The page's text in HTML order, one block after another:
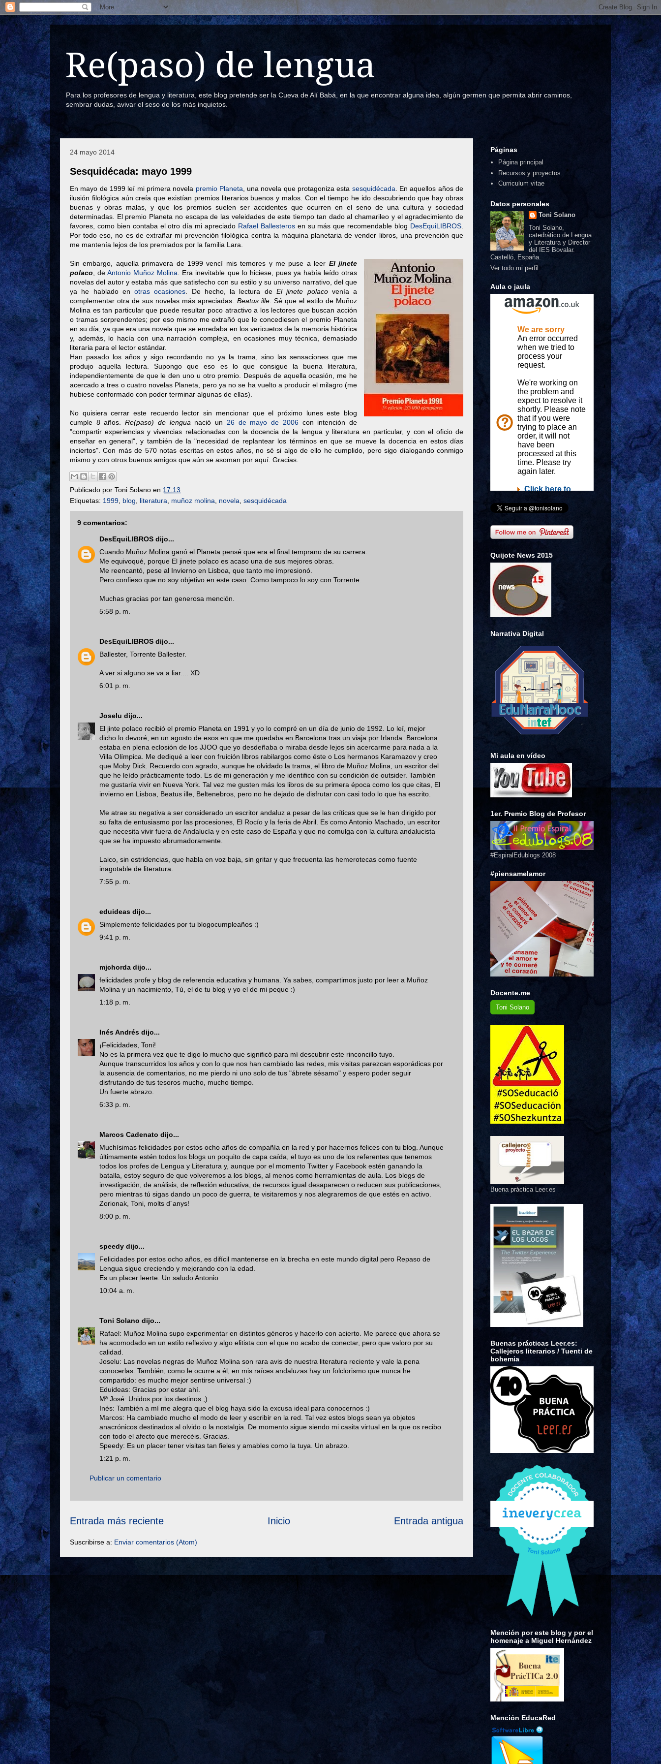
Re(paso) de lengua
Para los profesores de lengua y literatura, este blog pretende ser la Cueva de Alí Babá, en la que encontrar alguna idea, algún germen que permita abrir caminos,
sembrar dudas, avivar el seso de los más inquietos.
24 mayo 2014
Sesquidécada: mayo 1999
En mayo de 1999 leí mi primera novela premio Planeta , una novela que protagoniza esta sesquidécada . En aquellos años de
ilusión filológica aún creía que existían premios literarios buenos y malos. Con el tiempo he ido descubriendo que hay obras
buenas y obras malas, y que los premios suelen ser accidentes que ocurren en el seno de una cultura y sociedad
determinadas. El premio Planeta no escapa de las veleidades de este tiempo tan dado al chamarileo y el agradecimiento de
favores, como bien contaba el otro día mi apreciado Rafael Ballesterosen su más que recomendable blog DesEquiLIBROS
Por todo eso, no es de extrañar mi prevención filológica contra la máquina planetaria de vender libros, una prevención que
me mantenía lejos de los premiados por la familia Lara.
Sin embargo, aquella primavera de 1999 vencí mis temores y me puse a leer El jinete
polaco , deAntonio Muñoz Molina . Era inevitable que lo hiciese, pues ya había leído otras
novelas del autor y estaba más que satisfecho con su estilo y su universo narrativo, del que
ya he hablado enotras ocasiones . De hecho, la lectura de El jinete polaco venía a
complementar otra de sus novelas más apreciadas: Beatus ille. Sé que el estilo de Muñoz
Molina es tan particular que puede resultar poco atractivo a los lectores que buscan acción
o tramas sorprendentes; por eso mismo me extrañó que le concediesen el premio Planeta
en su día, ya que era una novela que se enredaba en los vericuetos de la memoria histórica
y, además, lo hacía con una narración compleja, en ocasiones muy técnica, demasiado
literaria para el lector estándar.
Han pasado los años y sigo recordando no ya la trama, sino las sensaciones que me
produjo aquella lectura. Supongo que eso es lo que consigue la buena literatura,
independientemente de que le den uno u otro premio. Después de aquella ocasión, me he
acercado a tres o cuatro novelas Planeta, pero ya no se ha vuelto a producir el milagro (me
hubiese conformado con poder terminar algunas de ellas).
No quisiera cerrar este recuerdo lector sin mencionar que el próximo lunes este blog
cumple 8 años.Re(paso) de lengua nació un 26 de mayo de 2006con intención de
"compartir experiencias y vivencias relacionadas con la docencia de la lengua y literatura en particular, y con el oficio de
enseñar en general", y también de la "necesidad de replantear los términos en que se mueve la docencia en estos días
inciertos". Con más de 570 notas escritas en estos años, no sé si algo de ello he cumplido, pero sigo dialogando conmigo
mismo y con otros buenos amigos que aún se asoman por aquí. Gracias.
Publicado por Toni Solano en 17:13
Etiquetas: 1999 blog literatura muñoz molina novela sesquidécada
9 comentarios:
DesEquiLIBROS dijo...
Cuando Muñoz Molina ganó el Planeta pensé que era el final temprano de su carrera.
Me equivoqué, porque El jinete polaco es acaso una de sus mejores obras.
Me reencantó, pese al Invierno en Lisboa, que tanto me impresionó.
Pero confieso que no soy objetivo en este caso. Como tampoco lo soy con Torrente.
Muchas gracias por tan generosa mención.
5:58 p. m.
DesEquiLIBROS dijo...
Ballester, Torrente Ballester.
A ver si alguno se va a liar.... XD
6:01 p. m.
Joselu dijo...
El jinte polaco recibió el premio Planeta en 1991 y yo lo compré en un día de junio de 1992. Lo leí, mejor
dicho lo devoré, en un agosto de esos en que me quedaba en Barcelona tras un viaja por Irlanda. Barcelona
estaba en plena eclosión de los JJOO que yo desdeñaba o miraba desde lejos sin acercarme para nada a la
Villa Olímpica. Me dediqué a leer con fruición libros rabilargos como éste o Los hermanos Karamazov y creo
que Moby Dick. Recuerdo con agrado, aunque he olvidado la trama, el libro de Muñoz Molina, un escritor del
que he leído prácticamente todo. Es de mi generación y me identifico con su condición de outsider. También
me gustaría vivir en Nueva York. Tal vez me gusten más los libros de su primera época como los que citas, El
invierno en Lisboa, Beatus ille, Beltenebros, pero no he dejado de disfrutar con casi todo lo que ha escrito.
Me atrae su negativa a ser considerado un escritor andaluz a pesar de las críticas que se le han dirigido por
su falta de entusiasmo por las procesiones, El Rocío y la feria de Abril. Es como Antonio Machado, un escritor
que necesita vivir fuera de Andalucía y en este caso de España y que no comulga con la cultura andalucista
que se ha impuesto abrumadoramente.
Laico, sin estridencias, que habla en voz baja, sin gritar y que frecuenta las hemerotecas como fuente
inagotable de literatura.
7:55 p. m.
eduideas dijo...
Simplemente felicidades por tu blogocumpleaños :)
9:41 p. m.
mjchorda dijo...
felicidades profe y blog de referencia educativa y humana. Ya sabes, compartimos justo por leer a Muñoz
Molina y un nacimiento, Tú, el de tu blog y yo el de mi peque :)
1:18 p. m.
Inés Andrés dijo...
¡Felicidades, Toni!
No es la primera vez que te digo lo mucho que significó para mí descubrir este rinconcillo tuyo.
Aunque transcurridos los años y con lo que nos han cambiado las redes, mis visitas parezcan esporádicas por
la ausencia de comentarios, no me pierdo ni uno solo de tus "ábrete sésamo" y espero poder seguir
disfrutando de tus tesoros mucho, mucho tiempo.
Un fuerte abrazo.
6:33 p. m.
Marcos Cadenato dijo...
Muchísimas felicidades por estos ocho años de compañía en la red y por hacernos felices con tu blog. Aunque
últimamente estén todos los blogs un poquito de capa caída, el tuyo es uno de los referentes que tenemos
todos los profes de Lengua y Literatura y, aunque por el momento Twitter y Facebook estén ganando la
batalla, estoy seguro de que volveremos a los blogs, al menos como herramientas de aula. Los blogs de
investigación, de análisis, de reflexión educativa, de recursos igual desaparecen o reducen sus publicaciones,
pero mientras tú sigas dando un poco de guerra, te visitaremos y nos alegraremos de que estés en activo.
Zorionak, Toni, molts d´anys!
8:00 p. m.
speedy dijo...
Felicidades por estos ocho años, es difícil mantenerse en la brecha en este mundo digital pero Repaso de
Lengua sigue creciendo y mejorando con la edad.
Es un placer leerte. Un saludo Antonio
10:04 a. m.
Toni Solano dijo...
Rafael: Muñoz Molina supo experimentar en distintos géneros y hacerlo con acierto. Me parece que ahora se
ha acomodado en un estilo reflexivo y algo elitista con el que no acabo de conectar, pero que valoro por su
calidad.
Joselu: Las novelas negras de Muñoz Molina son rara avis de nuestra literatura reciente y vale la pena
conocerlas. También, como le ocurre a él, en mis raíces andaluzas hay un folclorismo que nunca he
compartido: es mucho mejor sentirse universal :)
Eduideas: Gracias por estar ahí.
Mª José: Unidos por los destinos ;)
Inés: También a mí me alegra que el blog haya sido la excusa ideal para conocernos :)
Marcos: Ha cambiado mucho el modo de leer y escribir en la red. Tal vez estos blogs sean ya objetos
anacrónicos destinados al olvido o la nostalgia. De momento sigue siendo mi casita virtual en la que os recibo
con todo el afecto que merecéis. Gracias.
Speedy: Es un placer tener visitas tan fieles y amables como la tuya. Un abrazo.
1:21 p. m.
Publicar un comentario
Entrada más reciente Entrada antigua
Inicio
Suscribirse a: Enviar comentarios (Atom)
Páginas
Página principal
Recursos y proyectos
Curriculum vitae
Datos personales
Toni Solano
Toni Solano,
catedrático de Lengua
y Literatura y Director
del IES Bovalar.
Castelló, España.
Ver todo mi perfil
Aula o jaula
Quijote News 2015
Narrativa Digital
Mi aula en vídeo
1er. Premio Blog de Profesor
#EspiralEdublogs 2008
#piensamelamor
Docente.me
Toni Solano
Buena práctica Leer.es
Buenas prácticas Leer.es:
Callejeros literarios / Tuenti de
bohemia
Mención por este blog y por el
homenaje a Miguel Hernández
Mención EducaRed